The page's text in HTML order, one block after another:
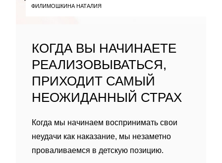
ФИЛИМОШКИНА НАТАЛИЯ
КОГДА ВЫ НАЧИНАЕТЕ
РЕАЛИЗОВЫВАТЬСЯ,
ПРИХОДИТ САМЫЙ
НЕОЖИДАННЫЙ СТРАХ
Когда мы начинаем воспринимать свои
неудачи как наказание, мы незаметно
проваливаемся в детскую позицию.